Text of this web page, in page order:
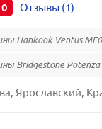
0 Отзывы (1)
Hankook Ventus
Bridgestone Potenza
Ярославский,